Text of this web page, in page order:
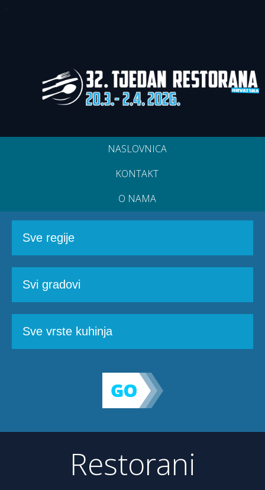
NASLOVNICA
KONTAKT
O NAMA
Restorani